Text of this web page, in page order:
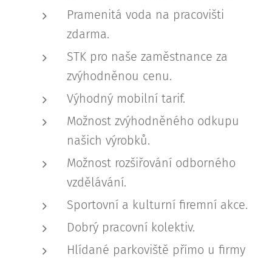
Pramenitá voda na pracovišti
zdarma.
STK pro naše zaměstnance za
zvýhodněnou cenu.
Výhodný mobilní tarif.
Možnost zvýhodněného odkupu
našich výrobků.
Možnost rozšiřování odborného
vzdělávání.
Sportovní a kulturní firemní akce.
Dobrý pracovní kolektiv.
Hlídané parkoviště přímo u firmy